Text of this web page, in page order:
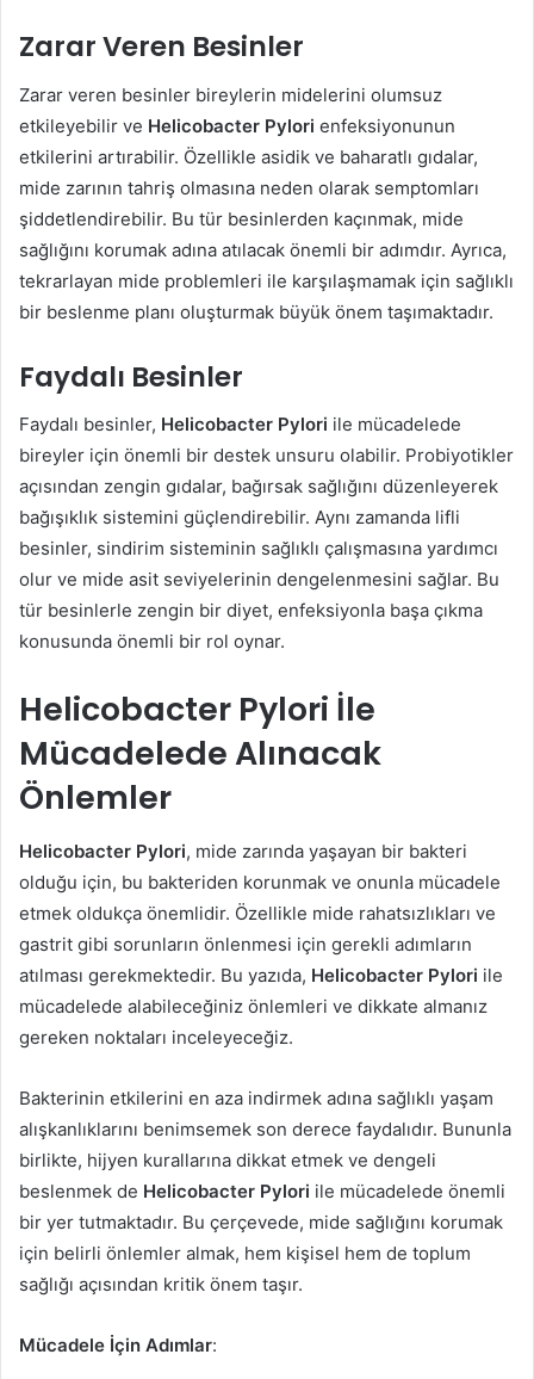
Zarar Veren Besinler
Zarar veren besinler bireylerin midelerini olumsuz
etkileyebilir ve Helicobacter Pylori enfeksiyonunun
etkilerini artırabilir. Özellikle asidik ve baharatlı gıdalar,
mide zarının tahriş olmasına neden olarak semptomları
şiddetlendirebilir. Bu tür besinlerden kaçınmak, mide
sağlığını korumak adına atılacak önemli bir adımdır. Ayrıca,
tekrarlayan mide problemleri ile karşılaşmamak için sağlıklı
bir beslenme planı oluşturmak büyük önem taşımaktadır.
Faydalı Besinler
Faydalı besinler, Helicobacter Pylori ile mücadelede
bireyler için önemli bir destek unsuru olabilir. Probiyotikler
açısından zengin gıdalar, bağırsak sağlığını düzenleyerek
bağışıklık sistemini güçlendirebilir. Aynı zamanda lifli
besinler, sindirim sisteminin sağlıklı çalışmasına yardımcı
olur ve mide asit seviyelerinin dengelenmesini sağlar. Bu
tür besinlerle zengin bir diyet, enfeksiyonla başa çıkma
konusunda önemli bir rol oynar.
Helicobacter Pylori İle
Mücadelede Alınacak
Önlemler
Helicobacter Pylori, mide zarında yaşayan bir bakteri
olduğu için, bu bakteriden korunmak ve onunla mücadele
etmek oldukça önemlidir. Özellikle mide rahatsızlıkları ve
gastrit gibi sorunların önlenmesi için gerekli adımların
atılması gerekmektedir. Bu yazıda, Helicobacter Pylori ile
mücadelede alabileceğiniz önlemleri ve dikkate almanız
gereken noktaları inceleyeceğiz.
Bakterinin etkilerini en aza indirmek adına sağlıklı yaşam
alışkanlıklarını benimsemek son derece faydalıdır. Bununla
birlikte, hijyen kurallarına dikkat etmek ve dengeli
beslenmek de Helicobacter Pylori ile mücadelede önemli
bir yer tutmaktadır. Bu çerçevede, mide sağlığını korumak
için belirli önlemler almak, hem kişisel hem de toplum
sağlığı açısından kritik önem taşır.
Mücadele İçin Adımlar: